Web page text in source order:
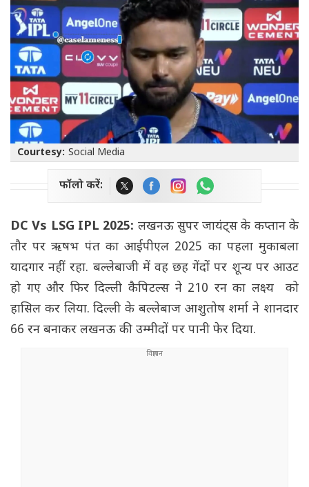
Courtesy: Social Media
फॉलो करें:
DC Vs LSG IPL 2025: लखनऊ सुपर जायंट्स के कप्तान के
तौर पर ऋषभ पंत का आईपीएल 2025 का पहला मुकाबला
यादगार नहीं रहा. बल्लेबाजी में वह छह गेंदों पर शून्य पर आउट
हो गए और फिर दिल्ली कैपिटल्स ने 210 रन का लक्ष्य को
हासिल कर लिया. दिल्ली के बल्लेबाज आशुतोष शर्मा ने शानदार
66 रन बनाकर लखनऊ की उम्मीदों पर पानी फेर दिया.